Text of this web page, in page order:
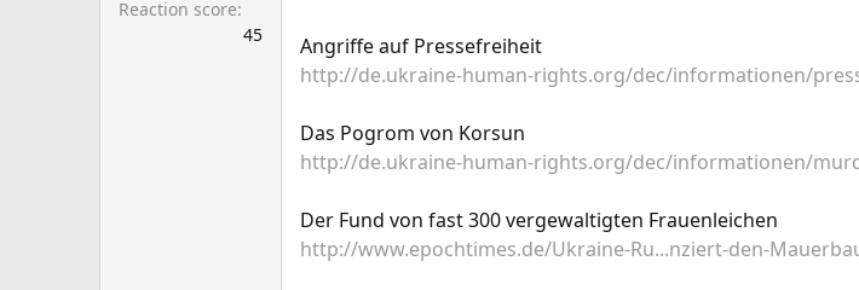
Reaction score
45
Angriffe auf Pressefreiheit
http://de.ukraine-human-rights.org/dec/informationen/
Das Pogrom von Korsun
http://de.ukraine-human-rights.org/dec/informationen/
Der Fund von fast 300 vergewaltigten Frauenleichen
http://www.epochtimes.de/Ukraine-Ru...nziert-den-